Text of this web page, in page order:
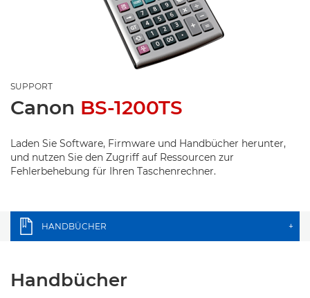
SUPPORT
Canon BS-1200TS
Laden Sie Software, Firmware und Handbücher herunter,
und nutzen Sie den Zugriff auf Ressourcen zur
Fehlerbehebung für Ihren Taschenrechner.
HANDBÜCHER +
Handbücher